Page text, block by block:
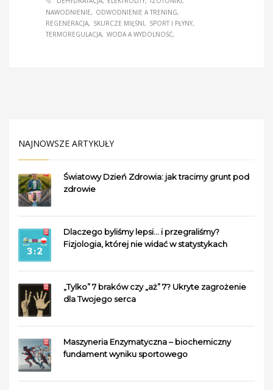
NAWODNIENIE
ODWODNIENIE A TRENING
REGENERACJA
SKURCZE MIĘŚNI
SPORT I PŁYNY
TERMOREGULACJA WODA A WYDOLNOŚĆ
NAJNOWSZE ARTYKUŁY
Światowy Dzień Zdrowia: jak tracimy grunt pod
zdrowie
Dlaczego byliśmy lepsi… i przegraliśmy?
Fizjologia, której nie widać w statystykach
„Tylko” 7 braków czy „aż” 7? Ukryte zagrożenie
dla Twojego serca
Maszyneria Enzymatyczna – biochemiczny
fundament wyniku sportowego